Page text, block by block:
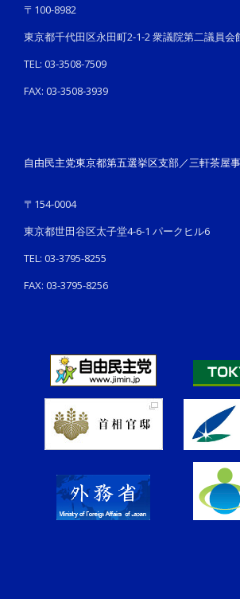
〒100-8982
東京都千代田区永田町2-1-2 衆議院第二議員会
TEL: 03-3508-7509
FAX: 03-3508-3939
自由民主党東京都第五選挙区支部／三軒茶屋
〒154-0004
東京都世田谷区太子堂4-6-1 パークヒル6
TEL: 03-3795-8255
FAX: 03-3795-8256